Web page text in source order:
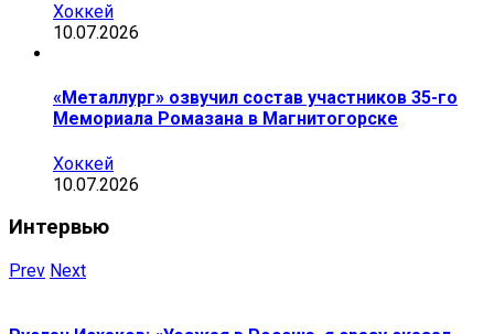
Хоккей
10.07.2026
«Металлург» озвучил состав участников 35-го
Мемориала Ромазана в Магнитогорске
Хоккей
10.07.2026
Интервью
Prev Next